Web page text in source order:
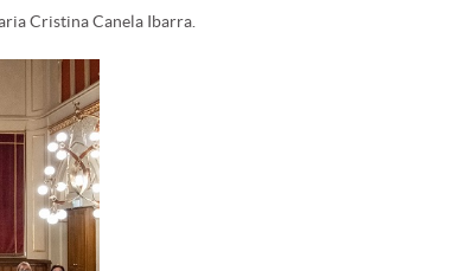
Cristina Canela Ibarra.